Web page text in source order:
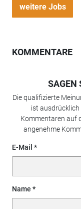
weitere Jobs
KOMMENTARE
SAGEN
Die qualifizierte
ist ausdrücklich
Kommentaren auf
angenehme
E-Mail
Name